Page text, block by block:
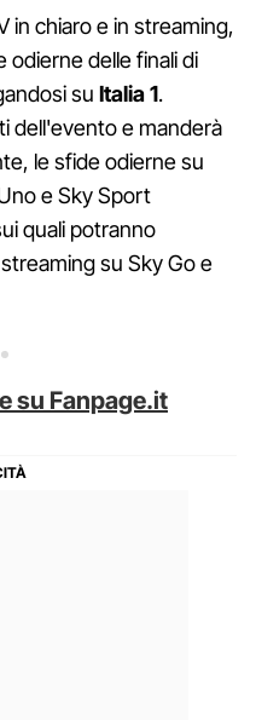
in chiaro e in streaming,
odierne delle finali di
su Italia 1.
dell'evento e manderà
le sfide odierne su
e Sky Sport
quali potranno
su Sky Go e
su Fanpage.it